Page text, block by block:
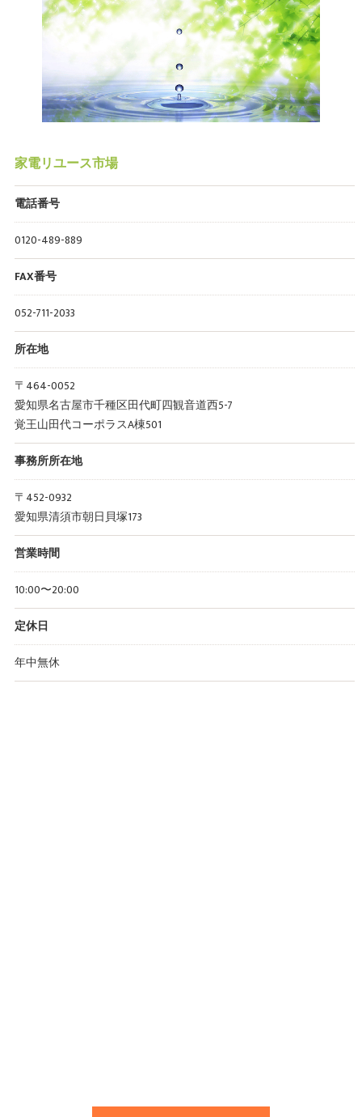
家電リユース市場
電話番号
0120-489-889
FAX番号
052-711-2033
所在地
〒464-0052
愛知県名古屋市千種区田代町四観音道西5-7
覚王山田代コーポラスA棟501
事務所所在地
〒452-0932
愛知県清須市朝日貝塚173
営業時間
10:00〜20:00
定休日
年中無休